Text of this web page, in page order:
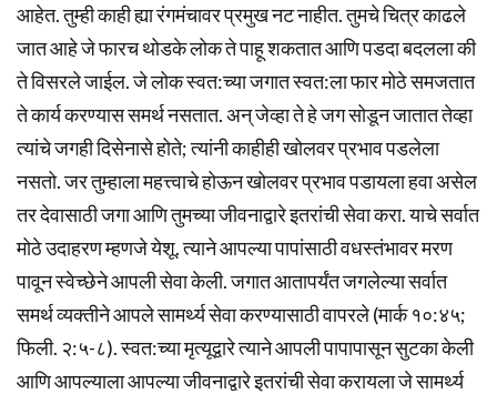
आहेत. तुम्ही काही ह्या रंगमंचावर प्रमुख नट नाहीत. तुमचे चित्र काढले
जात आहे जे फारच थोडके लोक ते पाहू शकतात आणि पडदा बदलला की
ते विसरले जाईल. जे लोक स्वत:च्या जगात स्वत:ला फार मोठे समजतात
ते कार्य करण्यास समर्थ नसतात. अन् जेव्हा ते हे जग सोडून जातात तेव्हा
त्यांचे जगही दिसेनासे होते; त्यांनी काहीही खोलवर प्रभाव पडलेला
नसतो. जर तुम्हाला महत्त्वाचे होऊन खोलवर प्रभाव पडायला हवा असेल
तर देवासाठी जगा आणि तुमच्या जीवनाद्वारे इतरांची सेवा करा. याचे सर्वात
मोठे उदाहरण म्हणजे येशू. त्याने आपल्या पापांसाठी वधस्तंभावर मरण
पावून स्वेच्छेने आपली सेवा केली. जगात आतापर्यंत जगलेल्या सर्वात
समर्थ व्यक्तीने आपले सामर्थ्य सेवा करण्यासाठी वापरले (मार्क १०:४५;
फिली. २:५-८). स्वत:च्या मृत्यूद्वारे त्याने आपली पापापासून सुटका केली
आणि आपल्याला आपल्या जीवनाद्वारे इतरांची सेवा करायला जे सामर्थ्य